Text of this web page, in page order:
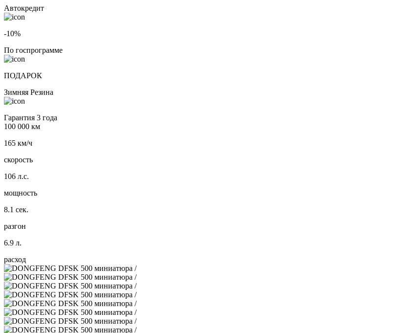
Автокредит
-10%
По госпрограмме
ПОДАРОК
Зимняя Резина
Гарантия 3 года
100 000 км
165 км/ч
скорость
106 л.с.
мощность
8.1 сек.
разгон
6.9 л.
расход